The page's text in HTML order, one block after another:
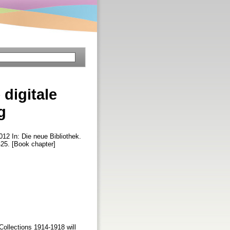
digitale
In: Die neue Bibliothek.
[Book chapter]
1914-1918 will